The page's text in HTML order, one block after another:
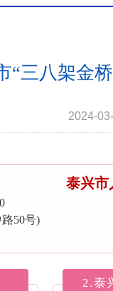
“三八架金
2024-
泰兴市
50号)
2.泰